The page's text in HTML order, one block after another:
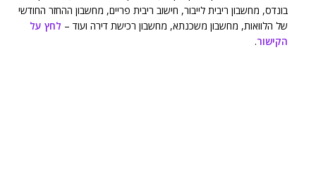
בונדס, מחשבון ריבית לייבור, חישוב ריבית פריים, מחשבון ההחזר החודשי
של הלוואות, מחשבון משכנתא, מחשבון רכישת דירה ועוד – לחץ על
הקישור.